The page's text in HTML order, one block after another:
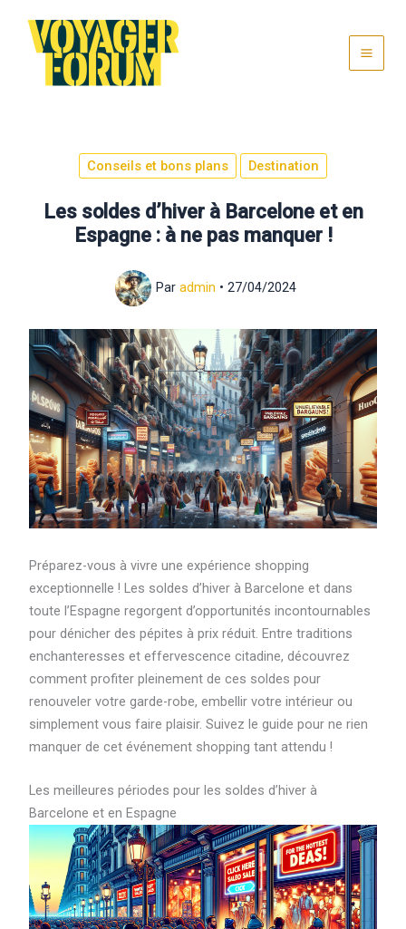
contenu
Conseils et bons plans Destination
Les soldes d’hiver à Barcelone et en
Espagne : à ne pas manquer !
Par admin • 27/04/2024
Préparez-vous à vivre une expérience shopping
exceptionnelle ! Les soldes d’hiver à Barcelone et dans
toute l’Espagne regorgent d’opportunités incontournables
pour dénicher des pépites à prix réduit. Entre traditions
enchanteresses et effervescence citadine, découvrez
comment profiter pleinement de ces soldes pour
renouveler votre garde-robe, embellir votre intérieur ou
simplement vous faire plaisir. Suivez le guide pour ne rien
manquer de cet événement shopping tant attendu !
Les meilleures périodes pour les soldes d’hiver à
Barcelone et en Espagne